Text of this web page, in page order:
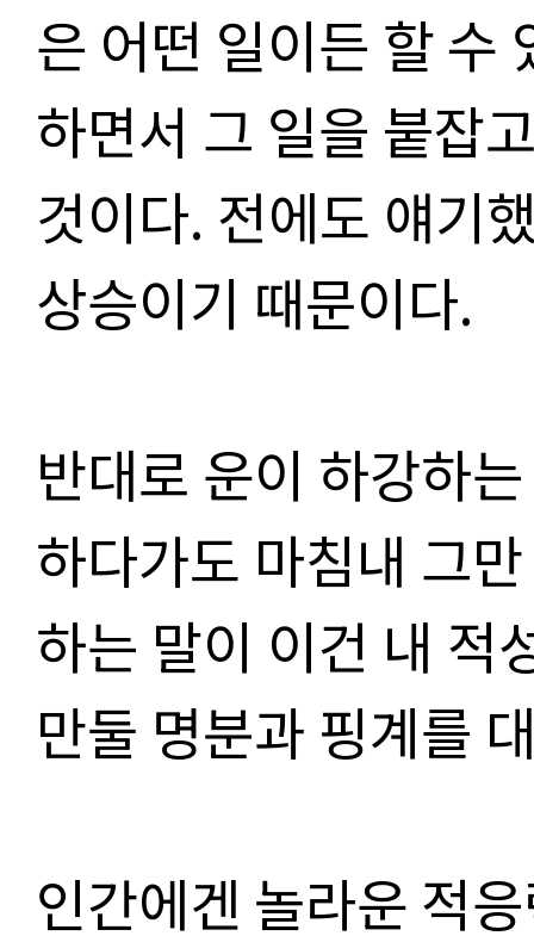
은 어떤 일이든 할 수
하면서 그 일을 붙잡
것이다. 전에도 얘기
상승이기 때문이다.
반대로 운이 하강하
하다가도 마침내 그
하는 말이 이건 내 적
만둘 명분과 핑계를
인간에겐 놀라운 적